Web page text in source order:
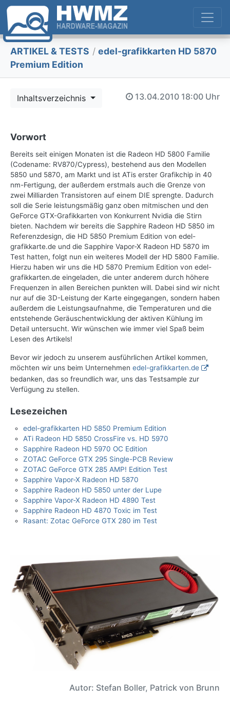
ARTIKEL & TESTS / edel-grafikkarten HD 5870
Premium Edition
Inhaltsverzeichnis 13.04.2010 18:00 Uhr
Vorwort
Bereits seit einigen Monaten ist die Radeon HD 5800 Familie
(Codename: RV870/Cypress), bestehend aus den Modellen
5850 und 5870, am Markt und ist ATis erster Grafikchip in 40
nm-Fertigung, der außerdem erstmals auch die Grenze von
zwei Milliarden Transistoren auf einem DIE sprengte. Dadurch
soll die Serie leistungsmäßig ganz oben mitmischen und den
GeForce GTX-Grafikkarten von Konkurrent Nvidia die Stirn
bieten. Nachdem wir bereits die Sapphire Radeon HD 5850 im
Referenzdesign, die HD 5850 Premium Edition von edel-
grafikkarte.de und die Sapphire Vapor-X Radeon HD 5870 im
Test hatten, folgt nun ein weiteres Modell der HD 5800 Familie.
Hierzu haben wir uns die HD 5870 Premium Edition von edel-
grafikkarten.de eingeladen, die unter anderem durch höhere
Frequenzen in allen Bereichen punkten will. Dabei sind wir nicht
nur auf die 3D-Leistung der Karte eingegangen, sondern haben
außerdem die Leistungsaufnahme, die Temperaturen und die
entstehende Geräuschentwicklung der aktiven Kühlung im
Detail untersucht. Wir wünschen wie immer viel Spaß beim
Lesen des Artikels!
Bevor wir jedoch zu unserem ausführlichen Artikel kommen,
möchten wir uns beim Unternehmen edel-grafikkarten.de
bedanken, das so freundlich war, uns das Testsample zur
Verfügung zu stellen.
Lesezeichen
edel-grafikkarten HD 5850 Premium Edition
ATi Radeon HD 5850 CrossFire vs. HD 5970
Sapphire Radeon HD 5970 OC Edition
ZOTAC GeForce GTX 295 Single-PCB Review
ZOTAC GeForce GTX 285 AMP! Edition Test
Sapphire Vapor-X Radeon HD 5870
Sapphire Radeon HD 5850 unter der Lupe
Sapphire Vapor-X Radeon HD 4890 Test
Sapphire Radeon HD 4870 Toxic im Test
Rasant: Zotac GeForce GTX 280 im Test
Autor: Stefan Boller, Patrick von Brunn